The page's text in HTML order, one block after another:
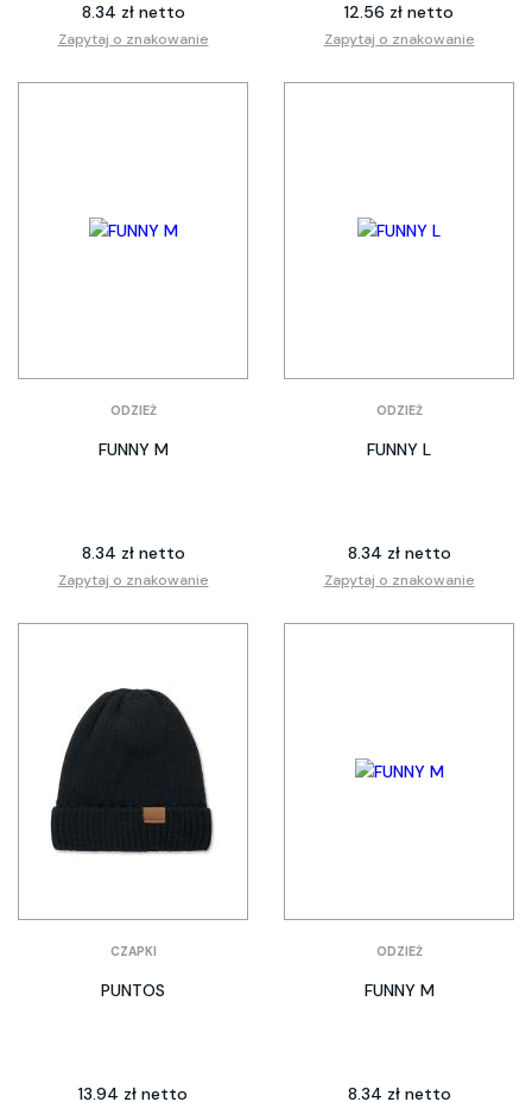
8.34 zł netto
Zapytaj o znakowanie
12.56 zł netto
Zapytaj o znakowanie
ODZIEŻ
FUNNY M
8.34 zł netto
Zapytaj o znakowanie
ODZIEŻ
FUNNY L
8.34 zł netto
Zapytaj o znakowanie
CZAPKI
PUNTOS
13.94 zł netto
ODZIEŻ
FUNNY M
8.34 zł netto